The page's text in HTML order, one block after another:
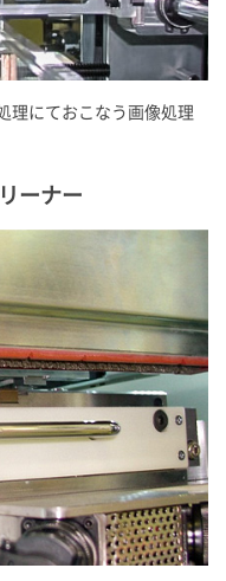
理にておこなう画像処理
ーナー